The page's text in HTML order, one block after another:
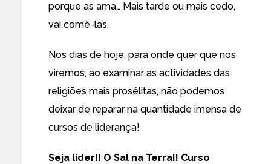
porque as ama… Mais tarde ou mais cedo,
vai comê-las.
Nos dias de hoje, para onde quer que nos
viremos, ao examinar as actividades das
religiões mais prosélitas, não podemos
deixar de reparar na quantidade imensa de
cursos de liderança!
Seja líder!! O Sal na Terra!! Curso